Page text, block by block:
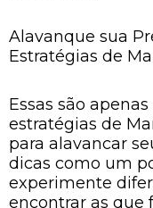
Alavanque sua
Estratégias de
Essas são
estratégias de
para alavancar
dicas como um
experimente
encontrar as que